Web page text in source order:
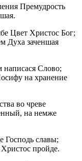
Премудрость
Цвет Христос Бог;
Духа заченшая
написася Слово;
на хранение
во чреве
на немже
Господь славы;
пройде.